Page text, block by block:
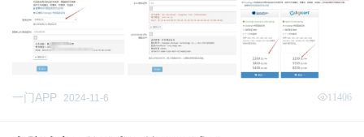
一门APP 2024-11-6 11406